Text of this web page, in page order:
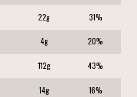
22g 31%
4g 20%
112g 43%
14g 16%